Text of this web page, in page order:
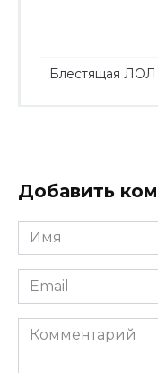
Блестящая ЛОЛ
Добавить
Имя
*
Email
*
Комментарий